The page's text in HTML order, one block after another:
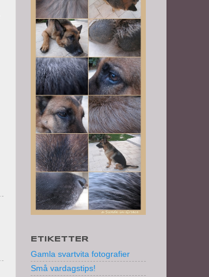
ETIKETTER
Gamla svartvita fotografier
Små vardagstips!